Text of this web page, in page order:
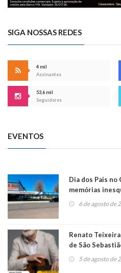
SIGA NOSSAS REDES
4 mil
Assinantes
53,6 mil
Seguidores
EVENTOS
Dia dos Pais no
memórias
6 de agosto de
Renato
de São
5 de agosto de